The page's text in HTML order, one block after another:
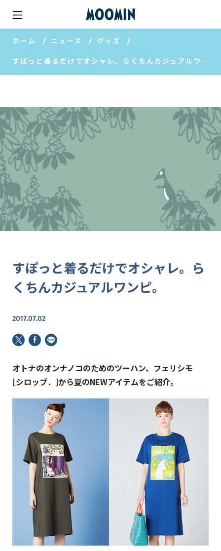
ホーム ニュース グッズ
すぽっと着るだけでオシャレ。らくちんカジュアルワンピ。
すぽっと着るだけでオシャレ。ら
くちんカジュアルワンピ。
2017.07.02
オトナのオンナノコのためのツーハン、フェリシモ
[シロップ．]から夏のNEWアイテムをご紹介。